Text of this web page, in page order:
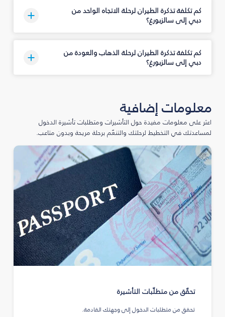
كم تكلفة تذكرة الطيران لرحلة الاتجاه الواحد من
دبي إلى سالزبورغ؟
كم تكلفة تذكرة الطيران لرحلة الذهاب والعودة من
دبي إلى سالزبورغ؟
معلومات إضافية
اعثر على معلومات مفيدة حول التأشيرات ومتطلبات تأشيرة الدخول
لمساعدتك في التخطيط لرحلتك والتنعّم برحلة مريحة وبدون متاعب.
تحقّق من متطلّبات التأشيرة
تحقق من متطلبات الدخول إلى وجهتك القادمة.